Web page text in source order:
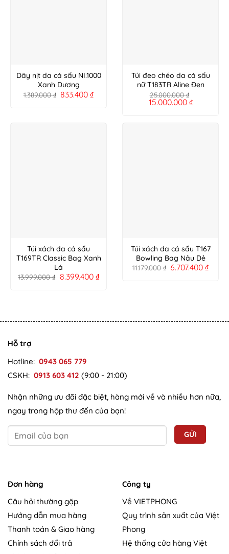
Dây nịt da cá sấu NI.1000
Xanh Dương
1.389.000₫ 833.400₫
Túi đeo chéo da cá sấu
nữ T183TR Aline Đen
25.000.000₫
15.000.000 ₫
Túi xách da cá sấu
T169TR Classic Bag Xanh
Lá
13.999.000₫ 8.399.400 ₫
Túi xách da cá sấu T167
Bowling Bag Nâu Dẻ
11.179.000₫ 6.707.400₫
Hỗ trợ
Hotline: 0943 065 779
CSKH: 0913 603 412 (9:00 - 21:00)
Nhận những ưu đãi đặc biệt, hàng mới về và nhiều hơn nữa,
ngay trong hộp thư đến của bạn!
Đơn hàng
Câu hỏi thường gặp
Hướng dẫn mua hàng
Thanh toán & Giao hàng
Chính sách đổi trả
Công ty
Về VIETPHONG
Quy trình sản xuất của Việt
Phong
Hệ thống cửa hàng Việt